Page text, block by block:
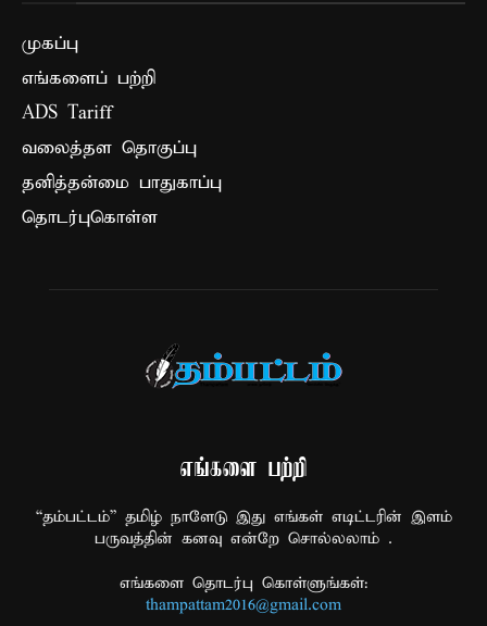
முகப்பு
எங்களைப் பற்றி
ADS Tariff
வலைத்தள தொகுப்பு
தனித்தன்மை பாதுகாப்பு
தொடர்புகொள்ள
எங்களை பற்றி
“தம்பட்டம்” தமிழ் நாளேடு இது எங்கள் எடிட்டரின் இளம்
பருவத்தின் கனவு என்றே சொல்லலாம் .
எங்களை தொடர்பு கொள்ளுங்கள்:
thampattam2016@gmail.com